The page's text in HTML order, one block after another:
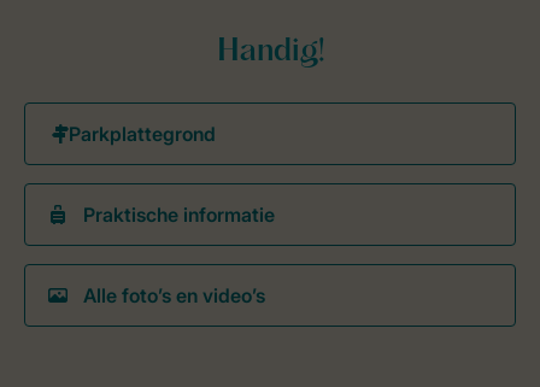
Handig!
Praktische informatie
Alle foto’s en video’s